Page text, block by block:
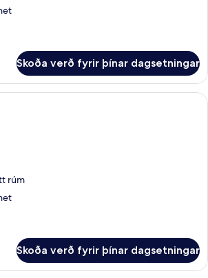
Skoða verð fyrir þínar dagsetningar
Deluxe-herbergi | Míníbar,
rúm
Skoða verð fyrir þínar dagsetningar